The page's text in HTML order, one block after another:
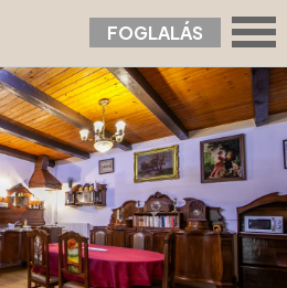
FOGLALÁS
II. Apartman (nappalis, galériás, 2 szobás)